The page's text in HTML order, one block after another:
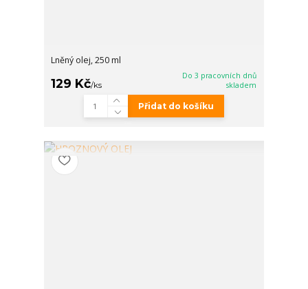
Lněný olej, 250 ml
129 Kč/ks
Do 3 pracovních dnů
skladem
Přidat do košíku